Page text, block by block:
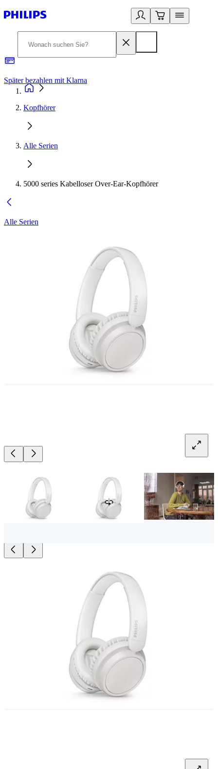
Später bezahlen mit Klarna
Kopfhörer
Alle Serien
5000 series Kabelloser Over-Ear-Kopfhörer
Alle Serien